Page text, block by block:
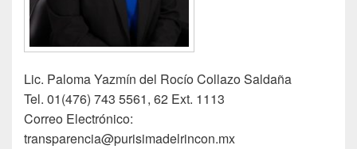
Lic. Paloma Yazmín del Rocío Collazo Saldaña
Tel. 01(476) 743 5561, 62 Ext. 1113
Correo Electrónico:
transparencia@purisimadelrincon.mx